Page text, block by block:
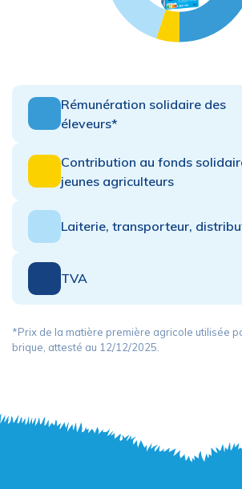
Rémunération solidaire des
éleveurs*
Contribution au fonds
jeunes agriculteurs
Laiterie, transporteur,
TVA
*Prix de la matière première agricole utilisée
brique, attesté au 12/12/2025.